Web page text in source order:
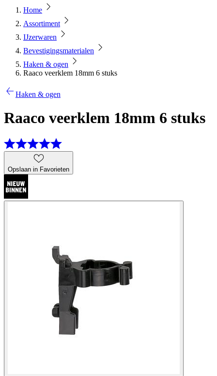
Home
Assortiment
IJzerwaren
Bevestigingsmaterialen
Haken & ogen
Raaco veerklem 18mm 6 stuks
Haken & ogen
Raaco veerklem 18mm 6 stuks
Opslaan in Favorieten